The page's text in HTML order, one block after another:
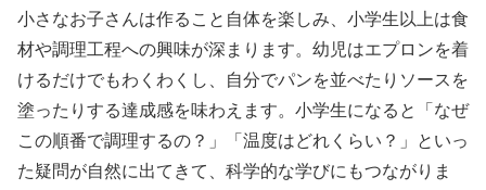
小さなお子さんは作ること自体を楽しみ、小学生以上は食
材や調理工程への興味が深まります。幼児はエプロンを着
けるだけでもわくわくし、自分でパンを並べたりソースを
塗ったりする達成感を味わえます。小学生になると「なぜ
この順番で調理するの？」「温度はどれくらい？」といっ
た疑問が自然に出てきて、科学的な学びにもつながりま